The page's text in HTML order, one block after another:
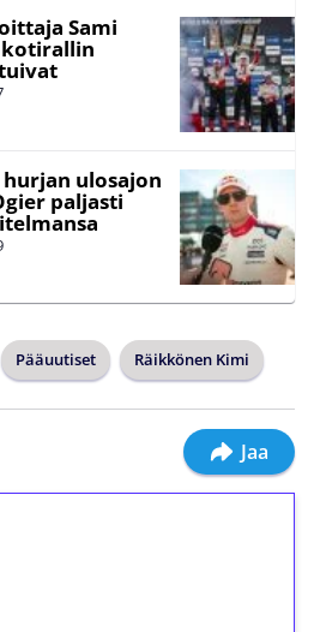
Sami
kotirallin
ulosajon
paljasti
Pääuutiset Räikkönen Kimi
Jaa